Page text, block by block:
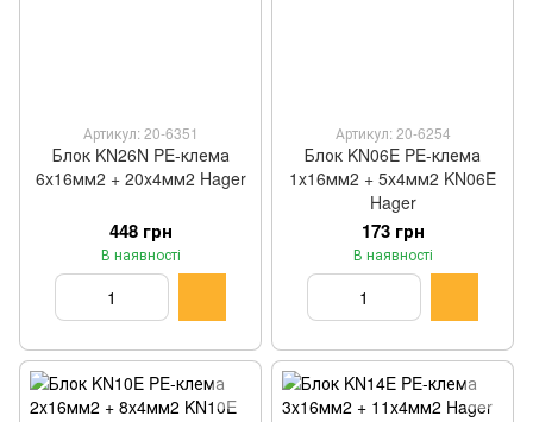
Артикул: 20-6351
Блок KN26N PE-клема
6x16мм2 + 20x4мм2 Hager
448 грн
В наявності
Артикул: 20-6254
Блок KN06E PE-клема
1x16мм2 + 5x4мм2 KN06E
Hager
173 грн
В наявності